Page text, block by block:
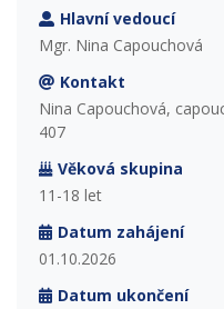
Hlavní vedoucí
Mgr. Nina Capouchová
Kontakt
Nina Capouchová,
407
Věková skupina
11-18 let
Datum zahájení
01.10.2026
Datum ukončení